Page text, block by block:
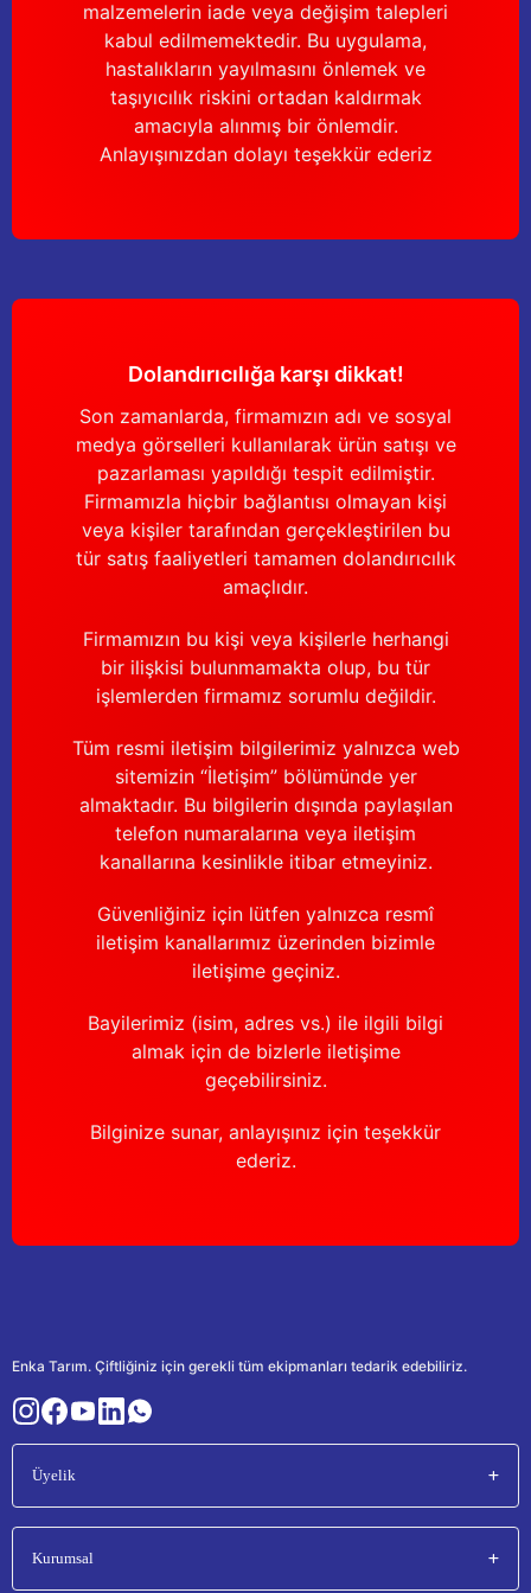
malzemelerin iade veya değişim talepleri
kabul edilmemektedir. Bu uygulama,
hastalıkların yayılmasını önlemek ve
taşıyıcılık riskini ortadan kaldırmak
amacıyla alınmış bir önlemdir.
Anlayışınızdan dolayı teşekkür ederiz
Dolandırıcılığa karşı dikkat!
Son zamanlarda, firmamızın adı ve sosyal
medya görselleri kullanılarak ürün satışı ve
pazarlaması yapıldığı tespit edilmiştir.
Firmamızla hiçbir bağlantısı olmayan kişi
veya kişiler tarafından gerçekleştirilen bu
tür satış faaliyetleri tamamen dolandırıcılık
amaçlıdır.
Firmamızın bu kişi veya kişilerle herhangi
bir ilişkisi bulunmamakta olup, bu tür
işlemlerden firmamız sorumlu değildir.
Tüm resmi iletişim bilgilerimiz yalnızca web
sitemizin “İletişim” bölümünde yer
almaktadır. Bu bilgilerin dışında paylaşılan
telefon numaralarına veya iletişim
kanallarına kesinlikle itibar etmeyiniz.
Güvenliğiniz için lütfen yalnızca resmî
iletişim kanallarımız üzerinden bizimle
iletişime geçiniz.
Bayilerimiz (isim, adres vs.) ile ilgili bilgi
almak için de bizlerle iletişime
geçebilirsiniz.
Bilginize sunar, anlayışınız için teşekkür
ederiz.
Enka Tarım. Çiftliğiniz için gerekli tüm ekipmanları tedarik edebiliriz.
Üyelik
Kurumsal